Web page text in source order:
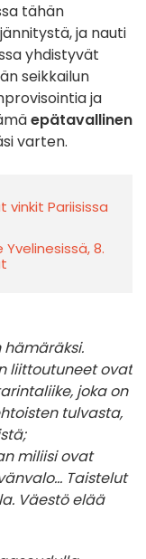
tähän
ja nauti
yhdistyvät
seikkailun
ja
epätavallinen
varten.
vinkit Pariisissa
8.
liittoutuneet ovat
joka on
tulvasta,
miliisi ovat
Taistelut
Väestö elää